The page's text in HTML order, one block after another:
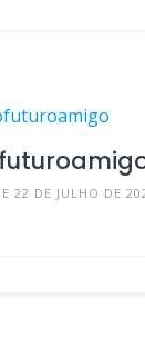
22 DE JULHO DE